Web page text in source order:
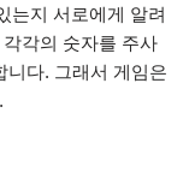
는지 서로에게 알려
각의 숫자를 주사
니다. 그래서 게임은